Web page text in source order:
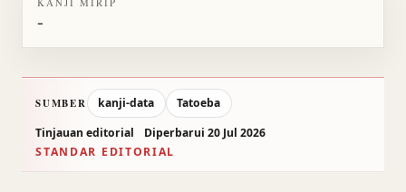
-
SUMBER kanji-data
Tatoeba
Tinjauan editorial
Diperbarui 20 Jul 2026
STANDAR EDITORIAL